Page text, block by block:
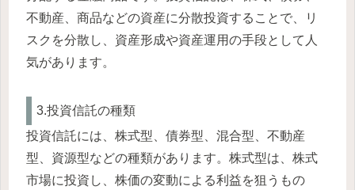
不動産、商品などの資産に分散投資することで、リ
スクを分散し、資産形成や資産運用の手段として人
気があります。
3.投資信託の種類
投資信託には、株式型、債券型、混合型、不動産
型、資源型などの種類があります。株式型は、株式
市場に投資し、株価の変動による利益を狙うもの